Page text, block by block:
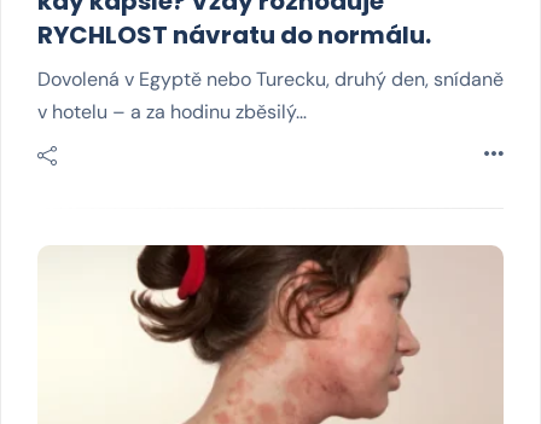
RYCHLOST návratu do normálu.
Dovolená v Egyptě nebo Turecku, druhý den, snídaně
v hotelu – a za hodinu zběsilý…